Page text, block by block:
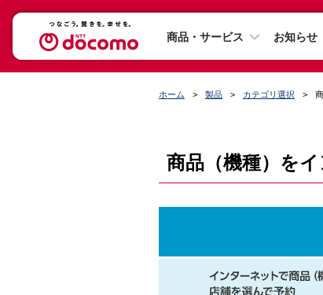
商品・サービス お知らせ
ホーム 製品 カテゴリ選択
商品（機種）を